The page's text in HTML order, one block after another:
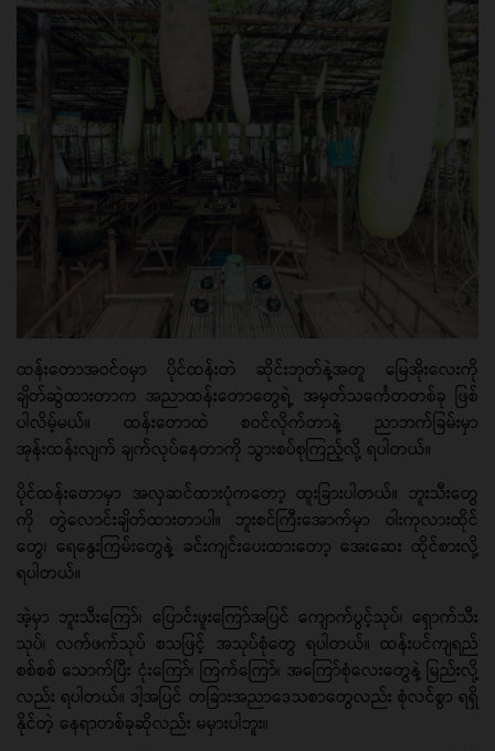
ထန်းတောအဝင်ဝမှာ ပိုင်ထန်းတဲ ဆိုင်းဘုတ်နဲ့အတူ မြေအိုးလေးကို
ချိတ်ဆွဲထားတာက အညာထန်းတောတွေရဲ့ အမှတ်သင်္ကေတတစ်ခု ဖြစ်
ပါလိမ့်မယ်။ ထန်းတောထဲ စဝင်လိုက်တာနဲ့ ညာဘက်ခြမ်းမှာ
အုန်းထန်းလျက် ချက်လုပ်နေတာကို သွားစပ်စုကြည့်လို့ ရပါတယ်။
ပိုင်ထန်းတောမှာ အလှဆင်ထားပုံကတော့ ထူးခြားပါတယ်။ ဘူးသီးတွေ
ကို တွဲလောင်းချိတ်ထားတာပါ။ ဘူးစင်ကြီးအောက်မှာ ဝါးကုလားထိုင်
တွေ၊ ရေနွေးကြမ်းတွေနဲ့ ခင်းကျင်းပေးထားတော့ အေးဆေး ထိုင်စားလို့
ရပါတယ်။
အဲ့မှာ ဘူးသီးကြော်၊ ပြောင်းဖူးကြော်အပြင် ကျောက်ပွင့်သုပ်၊ ရှောက်သီး
သုပ်၊ လက်ဖက်သုပ် စသဖြင့် အသုပ်စုံတွေ ရပါတယ်။ ထန်းပင်ကျရည်
စစ်စစ် သောက်ပြီး ငုံး​ကြော်၊ ကြက်​ကြော်၊ အ​ကြော်စုံလေးတွေနဲ့ မြည်းလို့
လည်း ရပါတယ်။ ဒါ့အပြင် တခြားအညာ​​ဒေသစာ​တွေလည်း စုံလင်စွာ ရရှိ
နိုင်တဲ့ နေရာတစ်ခုဆိုလည်း မမှားပါဘူး။